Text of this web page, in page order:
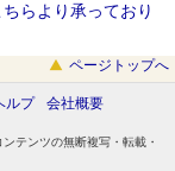
らより承っており
ページトップへ
ルプ 会社概要
テンツの無断複写・転載・